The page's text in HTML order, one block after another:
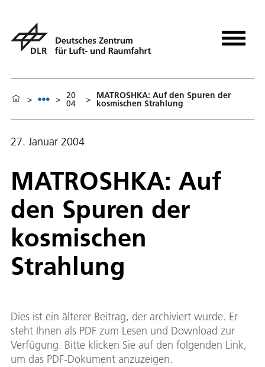
> > 20
04 > MATROSHKA: Auf den Spuren der
kosmischen Strahlung
27. Januar 2004
MATROSHKA: Auf
den Spuren der
kosmischen
Strahlung
Dies ist ein älterer Beitrag, der archiviert wurde. Er
steht Ihnen als PDF zum Lesen und Download zur
Verfügung. Bitte klicken Sie auf den folgenden Link,
um das PDF-Dokument anzuzeigen.